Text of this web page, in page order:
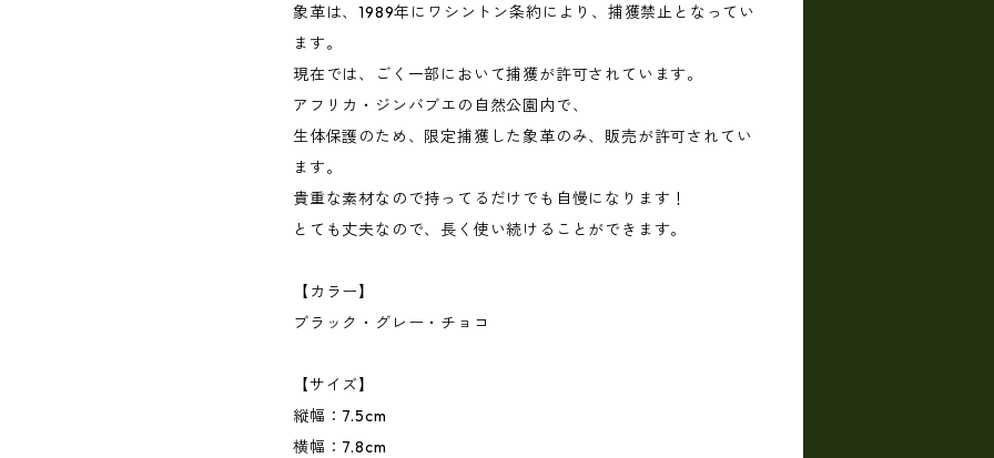
象革は、1989年にワシントン条約により、捕獲禁止となってい
ます。
現在では、ごく一部において捕獲が許可されています。
アフリカ・ジンバブエの自然公園内で、
生体保護のため、限定捕獲した象革のみ、販売が許可されてい
ます。
貴重な素材なので持ってるだけでも自慢になります！
とても丈夫なので、長く使い続けることができます。
【カラー】
ブラック・グレー・チョコ
【サイズ】
縦幅：7.5cm
横幅：7.8cm